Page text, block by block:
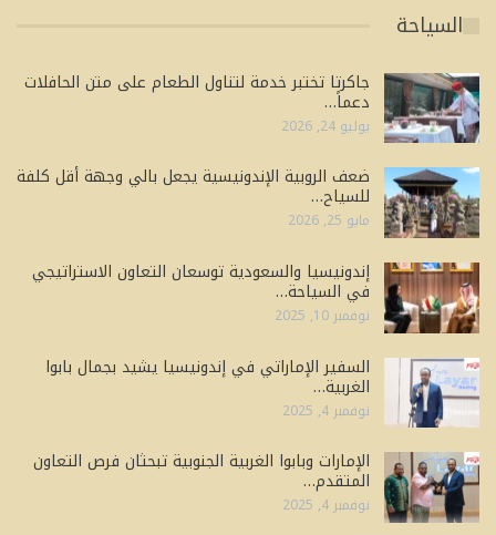
السياحة
جاكرتا تختبر خدمة لتناول الطعام على متن الحافلات
دعماً…
يوليو 24, 2026
ضعف الروبية الإندونيسية يجعل بالي وجهة أقل كلفة
للسياح…
مايو 25, 2026
إندونيسيا والسعودية توسعان التعاون الاستراتيجي
في السياحة…
نوفمبر 10, 2025
السفير الإماراتي في إندونيسيا يشيد بجمال بابوا
الغربية…
نوفمبر 4, 2025
الإمارات وبابوا الغربية الجنوبية تبحثان فرص التعاون
المتقدم…
نوفمبر 4, 2025